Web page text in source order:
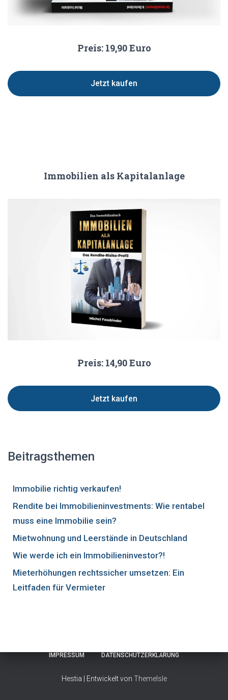
Preis: 19,90 Euro
Jetzt kaufen
Immobilien als Kapitalanlage
Preis: 14,90 Euro
Jetzt kaufen
Beitragsthemen
Immobilie richtig verkaufen!
Rendite bei Immobilieninvestments: Wie rentabel
muss eine Immobilie sein?
Mietwohnung und Leerstände in Deutschland
Wie werde ich ein Immobilieninvestor?!
Mieterhöhungen rechtssicher umsetzen: Ein
Leitfaden für Vermieter
IMPRESSUM DATENSCHUTZERKLÄRUNG
Hestia | Entwickelt von ThemeIsle